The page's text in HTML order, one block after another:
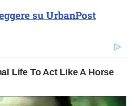
su UrbanPost